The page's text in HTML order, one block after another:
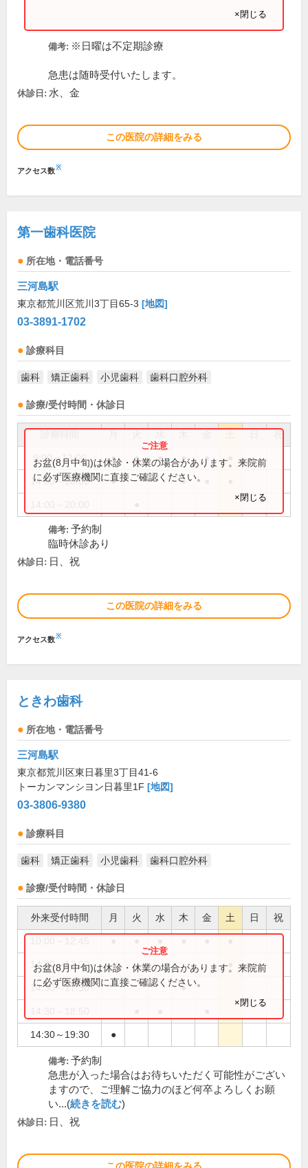
×閉じる
備考: ※日曜は不定期診療
急患は随時受付いたします。
休診日: 水、金
この医院の詳細をみる
アクセス数※
第一歯科医院
所在地・電話番号
三河島駅
東京都荒川区荒川3丁目65-3 [地図]
03-3891-1702
診療科目
歯科 矯正歯科 小児歯科 歯科口腔外科
診療/受付時間・休診日
祝
9:00～13:00 ● ● ● ● ●
14:00～18:00 ● ●
お盆(8月中旬)は休診・休業の場合があります。来院前
に必ず医療機関に直接ご確認ください。
×閉じる
備考: 予約制
臨時休診あり
休診日: 日、祝
この医院の詳細をみる
アクセス数※
ときわ歯科
所在地・電話番号
三河島駅
東京都荒川区東日暮里3丁目41-6
トーカンマンシヨン日暮里1F [地図]
03-3806-9380
診療科目
歯科 矯正歯科 小児歯科 歯科口腔外科
診療/受付時間・休診日
外来受付時間 月 火 水 木 金 土 日 祝
14:30～17:00
14:30～17:30 ●
14:30～19:30 ●
お盆(8月中旬)は休診・休業の場合があります。来院前
に必ず医療機関に直接ご確認ください。
×閉じる
備考: 予約制
急患が入った場合はお待ちいただく可能性がござい
ますので、ご理解ご協力のほど何卒よろしくお願
い...(続きを読む)
休診日: 日、祝